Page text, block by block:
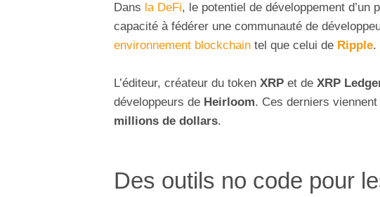
Dans la DeFi, le potentiel de développement d’un
capacité à fédérer une communauté de
environnement blockchain tel que celui de Ripple.
L’éditeur, créateur du token XRP et de XRP
développeurs de Heirloom. Ces derniers
millions de dollars.
Des outils no code pour